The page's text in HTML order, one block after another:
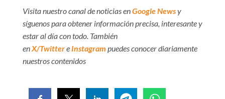
Visita nuestro canal de noticias enGoogle Newsy
síguenos para obtener información precisa, interesante y
estar al día con todo. También
enX/Twittere Instagram puedes conocer diariamente
nuestros contenidos